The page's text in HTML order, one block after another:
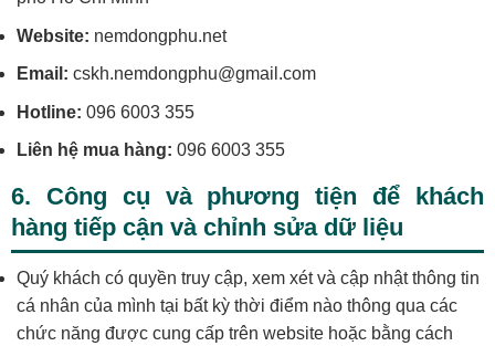
Website: nemdongphu.net
Email: cskh.nemdongphu@gmail.com
Hotline: 096 6003 355
Liên hệ mua hàng: 096 6003 355
6. Công cụ và phương tiện để khách
hàng tiếp cận và chỉnh sửa dữ liệu
Quý khách có quyền truy cập, xem xét và cập nhật thông tin
cá nhân của mình tại bất kỳ thời điểm nào thông qua các
chức năng được cung cấp trên website hoặc bằng cách